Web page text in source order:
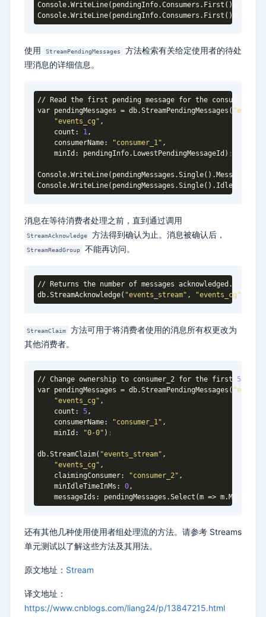
Console.WriteLine(pendingInfo.Consumers .First ()
Console.WriteLine(pendingInfo.Consumers .First ()
使用 StreamPendingMessages
方法检索有关给定使用者的待处
理消息的详细信息。
// Read the first pending message for the consumer.
var pendingMessages = db.StreamPendingMessages (
"events_cg" ,
    count:
1,
    consumerName:
"consumer_1" ,
    minId: pendingInfo
.LowestPendingMessageId ) ;
Console.WriteLine(pendingMessages .Single() .MessageId
Console.WriteLine(pendingMessages .Single()
消息在等待消费者处理之前，直到通过调用
StreamAcknowledge 方法得到确认为止。消息被确认后，
StreamReadGroup 不能再访问。
// Returns the number of messages acknowledged.
db.StreamAcknowledge( "events_stream" , "events_cg"
StreamClaim
方法可用于将消费者使用的消息所有权更改为
其他消费者。
// Change ownership to consumer_2 for the first 5
var pendingMessages = db.StreamPendingMessages (
"events_cg" ,
    count:
5,
    consumerName:
"consumer_1" ,
    minId:
"0-0" ) ;
db.StreamClaim( "events_stream" ,
"events_cg" ,
    claimingConsumer:
"consumer_2" ,
    minIdleTimeInMs:
0,
    messageIds: pendingMessages
.Select (m => m.MessageId
还有其他几种使用使用者组处理流的方法。请参考 Streams
单元测试以了解这些方法及其用法。
原文地址： Stream
译文地址：
https://www.cnblogs.com/liang24/p/13847215.html